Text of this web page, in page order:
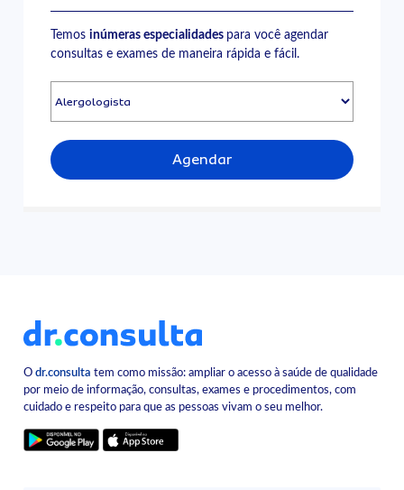
Temosinúmeras especialidades para você agendar
consultas e exames de maneira rápida e fácil.
Agendar
Odr.consulta tem como missão: ampliar o acesso à saúde de qualidade
por meio de informação, consultas, exames e procedimentos, com
cuidado e respeito para que as pessoas vivam o seu melhor.